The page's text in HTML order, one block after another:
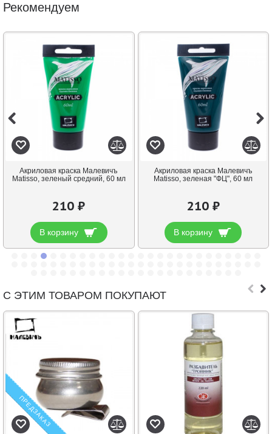
Рекомендуем
Акриловая краска Малевичъ
Matisso, зеленый средний, 60 мл
210 ₽
В корзину
Акриловая краска Малевичъ
Matisso, зеленая "ФЦ", 60 мл
210 ₽
В корзину
С ЭТИМ ТОВАРОМ ПОКУПАЮТ
ПРЕДЗАКАЗ